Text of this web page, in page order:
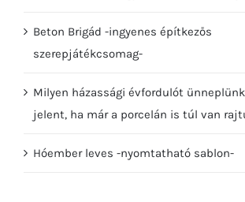
Beton Brigád -ingyenes építkezős
szerepjátékcsomag-
Milyen házassági évfordulót
jelent, ha már a porcelán is túl van
Hóember leves -nyomtatható sablon-